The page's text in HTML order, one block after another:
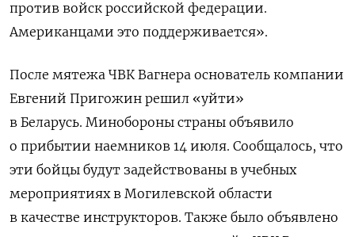
против войск российской федерации.
Американцами это поддерживается».
После мятежа ЧВК Вагнера основатель компании
Евгений Пригожин решил «уйти»
в Беларусь. Минобороны страны объявило
о прибытии наемников 14 июля. Сообщалось, что
эти бойцы будут задействованы в учебных
мероприятиях в Могилевской области
в качестве инструкторов. Также было объявлено